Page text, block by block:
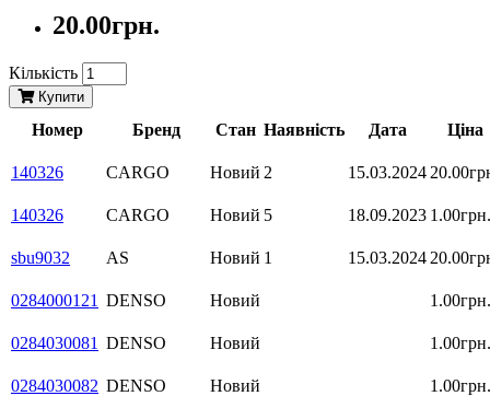
20.00грн.
Кількість
Купити
Номер Бренд Стан Наявність Дата Ціна
140326 CARGO Новий 2 15.03.2024
140326 CARGO Новий 5 18.09.2023 1.00грн.
sbu9032 AS Новий 1 15.03.2024
0284000121 DENSO Новий 1.00грн.
0284030081 DENSO Новий 1.00грн.
0284030082 DENSO Новий 1.00грн.